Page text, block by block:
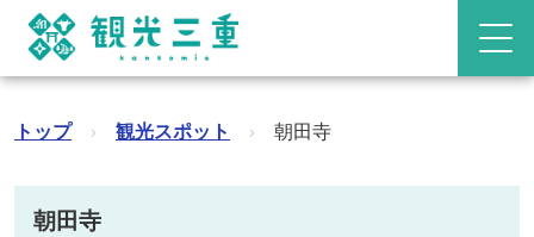
トップ › 観光スポット › 朝田寺
朝田寺